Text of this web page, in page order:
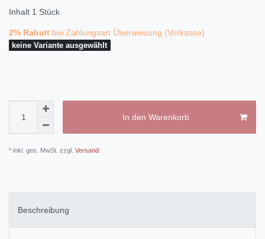
Inhalt 1 Stück
2% Rabatt bei Zahlungsart Überweisung (Vorkasse)
keine Variante ausgewählt
In den Warenkorb
* inkl. ges. MwSt. zzgl. Versand
Beschreibung